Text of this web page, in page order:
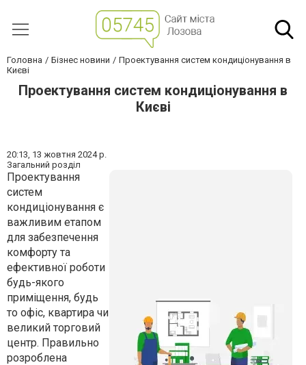
Головна Бізнес новини
Проектування систем кондиціонування в
Києві
Проектування систем кондиціонування в
Києві
20:13, 13 жовтня 2024 р.
Загальний розділ
Проектування
систем
кондиціонування є
важливим етапом
для забезпечення
комфорту та
ефективної роботи
будь-якого
приміщення, будь
то офіс, квартира чи
великий торговий
центр. Правильно
розроблена